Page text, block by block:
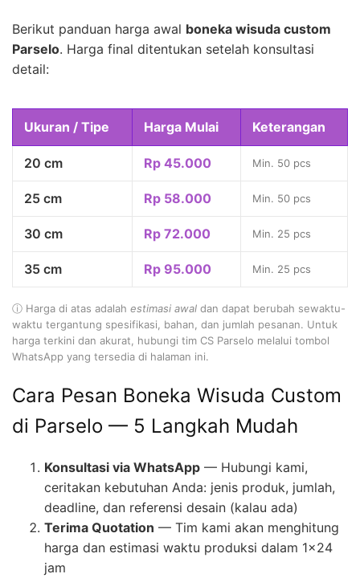
Berikut panduan harga awal boneka wisuda custom
Parselo. Harga final ditentukan setelah konsultasi
detail:
Ukuran / Tipe Harga Mulai Keterangan
20 cm Rp 45.000 Min. 50 pcs
25 cm Rp 58.000 Min. 50 pcs
30 cm Rp 72.000 Min. 25 pcs
35 cm Rp 95.000 Min. 25 pcs
ⓘ Harga di atas adalah estimasi awal dan dapat berubah sewaktu-
waktu tergantung spesifikasi, bahan, dan jumlah pesanan. Untuk
harga terkini dan akurat, hubungi tim CS Parselo melalui tombol
WhatsApp yang tersedia di halaman ini.
Cara Pesan Boneka Wisuda Custom
di Parselo — 5 Langkah Mudah
Konsultasi via WhatsApp — Hubungi kami,
ceritakan kebutuhan Anda: jenis produk, jumlah,
deadline, dan referensi desain (kalau ada)
Terima Quotation — Tim kami akan menghitung
harga dan estimasi waktu produksi dalam 1×24
jam